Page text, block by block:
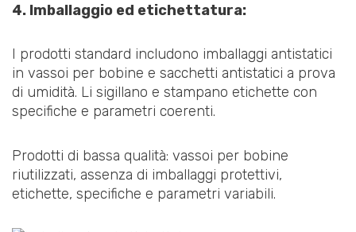
4. Imballaggio ed etichettatura:
I prodotti standard includono imballaggi antistatici
in vassoi per bobine e sacchetti antistatici a prova
di umidità. Li sigillano e stampano etichette con
specifiche e parametri coerenti.
Prodotti di bassa qualità: vassoi per bobine
riutilizzati, assenza di imballaggi protettivi,
etichette, specifiche e parametri variabili.